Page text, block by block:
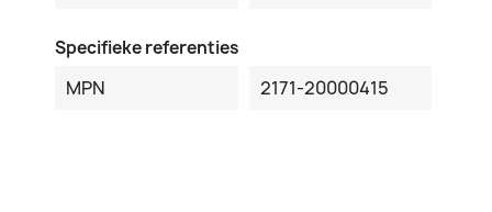
Specifieke referenties
MPN 2171-20000415